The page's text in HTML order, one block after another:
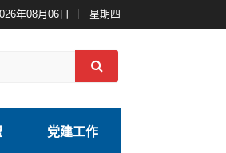
年08月06日 星期四
党建工作